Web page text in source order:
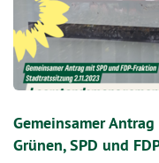
Gemeinsamer
Grünen, SPD und